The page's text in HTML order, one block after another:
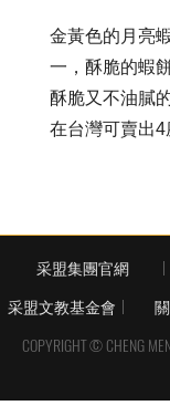
金黃色的月亮
一，酥脆的蝦
酥脆又不油膩
在台灣可賣出4
采盟集團官網
采盟文教基金會
COPYRIGHT © CHENG